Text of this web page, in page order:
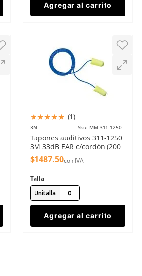
Agregar al carrito
★★★★★ (1)
3M Sku: MM-311-1250
Tapones auditivos 311-1250
3M 33dB EAR c/cordón (200
pzs)
$1487.50con IVA
Talla
Unitalla
Agregar al carrito